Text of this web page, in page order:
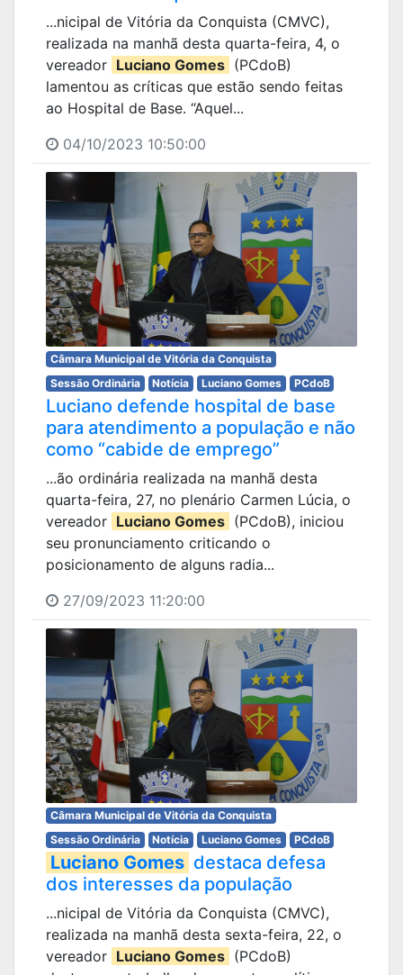
...nicipal de Vitória da Conquista (CMVC),
realizada na manhã desta quarta-feira, 4, o
vereador Luciano Gomes (PCdoB)
lamentou as críticas que estão sendo feitas
ao Hospital de Base. “Aquel...
04/10/2023 10:50:00
Câmara Municipal de Vitória da Conquista
Sessão Ordinária
Notícia Luciano Gomes PCdoB
Luciano defende hospital de base
para atendimento a população e não
como “cabide de emprego”
...ão ordinária realizada na manhã desta
quarta-feira, 27, no plenário Carmen Lúcia, o
vereador Luciano Gomes (PCdoB), iniciou
seu pronunciamento criticando o
posicionamento de alguns radia...
27/09/2023 11:20:00
Câmara Municipal de Vitória da Conquista
Sessão Ordinária
Notícia Luciano Gomes PCdoB
Luciano Gomes destaca defesa
dos interesses da população
...nicipal de Vitória da Conquista (CMVC),
realizada na manhã desta sexta-feira, 22, o
vereador Luciano Gomes (PCdoB)